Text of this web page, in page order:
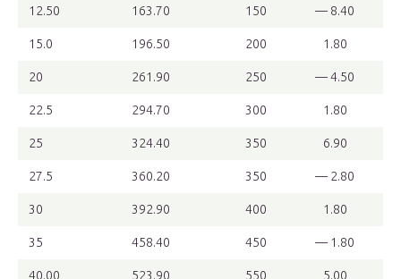
12.50 163.70 150 — 8.40
15.0 196.50 200 1.80
20 261.90 250 — 4.50
22.5 294.70 300 1.80
25 324.40 350 6.90
27.5 360.20 350 — 2.80
30 392.90 400 1.80
35 458.40 450 — 1.80
40.00 523.90 550 5.00